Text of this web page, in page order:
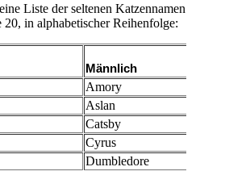
Liste der seltenen Katzennamen
in alphabetischer Reihenfolge:
Männlich
Amory
Aslan
Catsby
Cyrus
Dumbledore